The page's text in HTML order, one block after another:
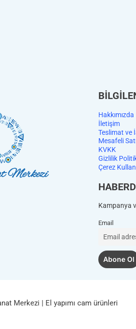
Hakkımızda
İletişim
Teslimat ve
Mesafeli
KVKK
Gizlilik
Çerez
Kampanya
Email
Merkezi | El yapımı cam ürünleri